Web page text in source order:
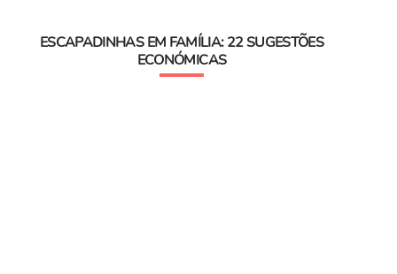
ESCAPADINHAS EM FAMÍLIA: 22 SUGESTÕES
ECONÓMICAS